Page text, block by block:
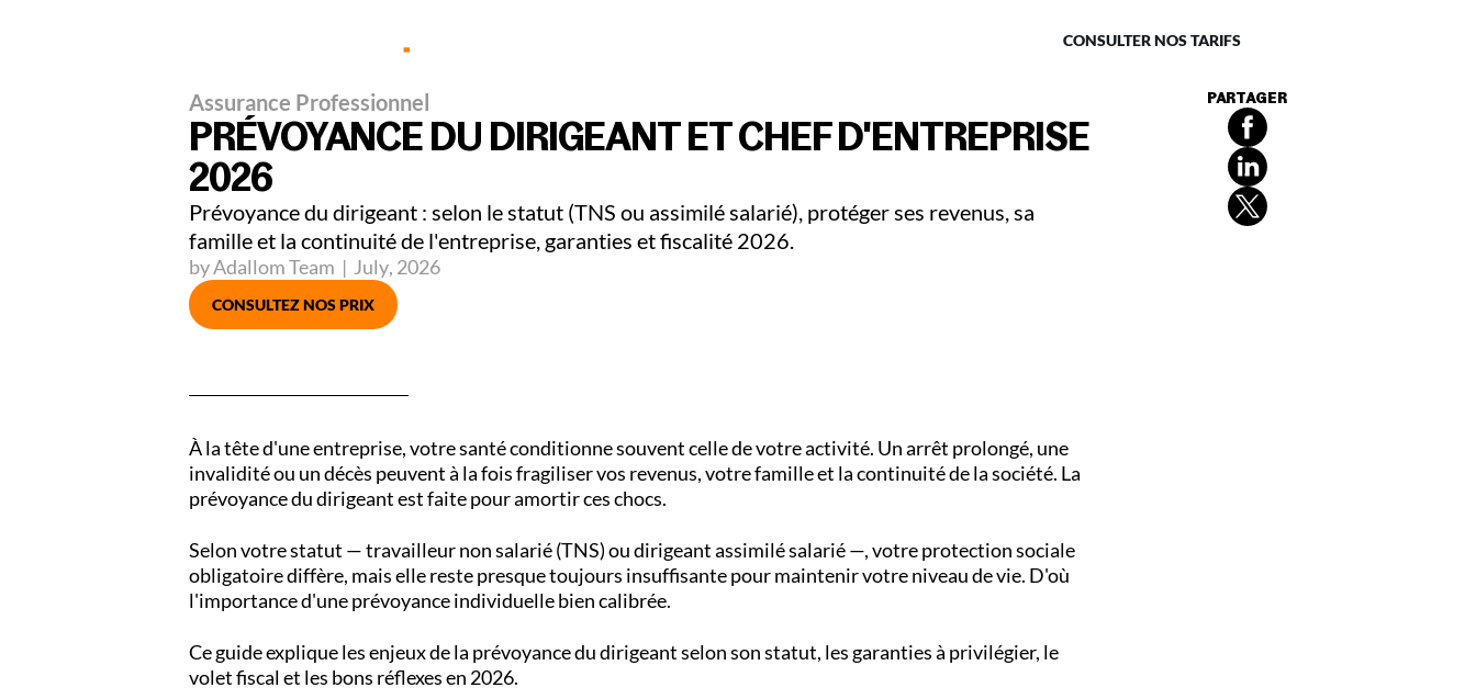
CONSULTER NOS TARIFS
Assurance Professionnel
PRÉVOYANCE DU DIRIGEANT ET CHEF D'ENTREPRISE
2026
Prévoyance du dirigeant : selon le statut (TNS ou assimilé salarié), protéger ses revenus, sa
famille et la continuité de l'entreprise, garanties et fiscalité 2026.
by Adallom Team | July, 2026
CONSULTEZ NOS PRIX
À la tête d'une entreprise, votre santé conditionne souvent celle de votre activité. Un arrêt prolongé, une
invalidité ou un décès peuvent à la fois fragiliser vos revenus, votre famille et la continuité de la société. La
prévoyance du dirigeant est faite pour amortir ces chocs.
Selon votre statut — travailleur non salarié (TNS) ou dirigeant assimilé salarié —, votre protection sociale
obligatoire diffère, mais elle reste presque toujours insuffisante pour maintenir votre niveau de vie. D'où
l'importance d'une prévoyance individuelle bien calibrée.
Ce guide explique les enjeux de la prévoyance du dirigeant selon son statut, les garanties à privilégier, le
volet fiscal et les bons réflexes en 2026.
PARTAGER